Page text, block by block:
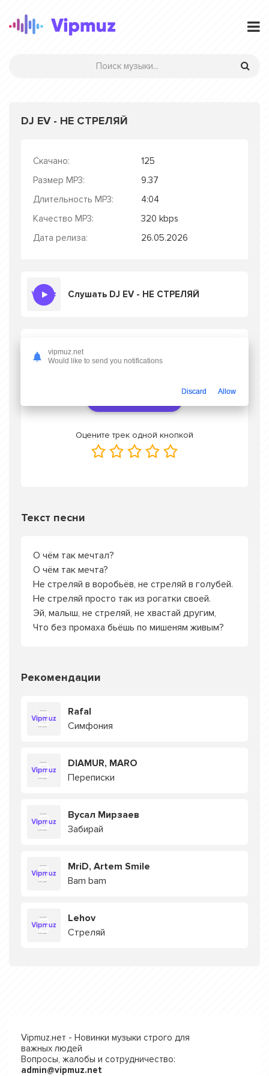
DJ EV - НЕ СТРЕЛЯЙ
Скачано:
125
Размер MP3:
9.37
Длительность MP3:
4:04
Качество MP3:
320 kbps
Дата релиза:
26.05.2026
Слушать DJ EV - НЕ СТРЕЛЯЙ
Скачать песню DJ EV - НЕ СТРЕЛЯЙ
или слушать онлайн бесплатно
Оцените трек одной кнопкой
Текст песни
О чём так мечтал?
О чём так мечта?
Не стреляй в воробьёв, не стреляй в голубей.
Не стреляй просто так из рогатки своей.
Эй, малыш, не стреляй, не хвастай другим,
Что без промаха бьёшь по мишеням живым?
Рекомендации
Rafal
Симфония
DIAMUR, MARO
Переписки
Вусал Мирзаев
Забирай
MriD, Artem Smile
Bam bam
Lehov
Стреляй
Vipmuz.нет - Новинки музыки строго для
важных людей
Вопросы, жалобы и сотрудничество:
admin@vipmuz.net
vipmuz.net
Would like to send you notifications
Discard Allow